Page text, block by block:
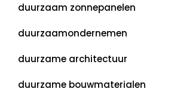
duurzaam zonnepanelen
duurzaamondernemen
duurzame architectuur
duurzame bouwmaterialen